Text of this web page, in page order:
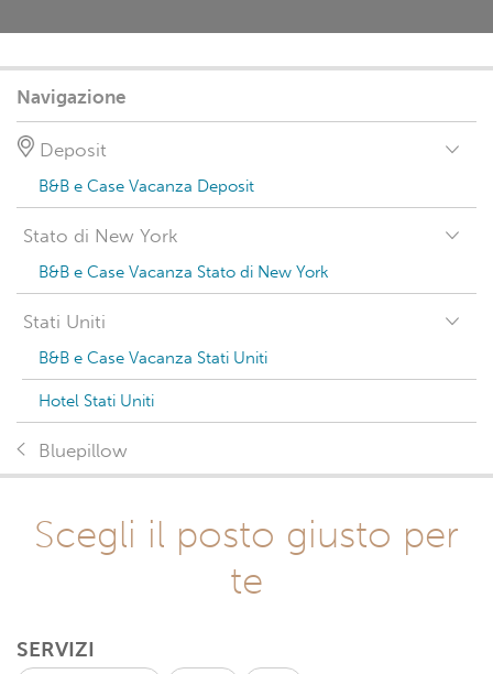
Navigazione
Deposit
B&B e Case Vacanza Deposit
Stato di New York
B&B e Case Vacanza Stato di New York
Stati Uniti
B&B e Case Vacanza Stati Uniti
Hotel Stati Uniti
Bluepillow
Scegli il posto giusto per
te
SERVIZI